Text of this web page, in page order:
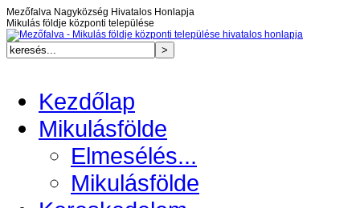
Mezőfalva Nagyközség Hivatalos Honlapja
Mikulás földje központi települése
Kezdőlap
Mikulásfölde
Elmesélés...
Mikulásfölde